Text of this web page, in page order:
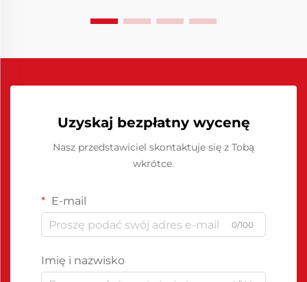
Uzyskaj bezpłatny wycenę
Nasz przedstawiciel skontaktuje się z Tobą
wkrótce.
E-mail
0/100
Imię i nazwisko